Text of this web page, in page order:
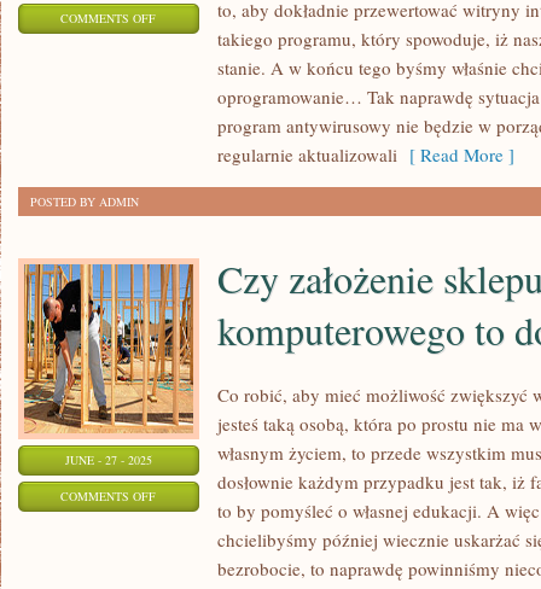
COMMENTS OFFON
UŁATWIAJĄ
CZŁOWIEKA
to, aby dokładnie przewertować witryny
takiego programu, który spowoduje, iż
stanie. A w końcu tego byśmy właśnie
oprogramowanie… Tak naprawdę
program antywirusowy nie będzie w
regularnie aktualizowali [ Read More ]
POSTED BY ADMIN
JUNE - 27 - 2025
COMMENTS OFFON
Czy założenie
komputerowego to
Co robić, aby mieć możliwość zwiększyć
jesteś taką osobą, która po prostu nie ma
własnym życiem, to przede wszystkim
dosłownie każdym przypadku jest tak, iż
to by pomyśleć o własnej edukacji. A
chcielibyśmy później wiecznie uskarżać
bezrobocie, to naprawdę powinniśmy